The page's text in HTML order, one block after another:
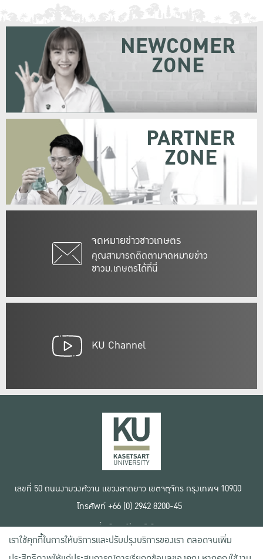
จดหมายข่าวชาวเกษตร
คุณสามารถติดตามจดหมายข่าว
ชาวม.เกษตรได้ที่นี่
NEWCOMER
ZONE
PARTNER
ZONE
KU Channel
เลขที่ 50 ถนนงามวงศ์วาน แขวงลาดยาว เขตจตุจักร กรุงเทพฯ 10900
โทรศัพท์ +66 (0) 2942 8200-45
เงื่อนไขการใช้งานเว็บไซต์
ข้อตกลงด้านสิทธิ์ใช้งาน
นโยบายความเป็นส่วนตัว
เราใช้คุกกี้ในการให้บริการและปรับปรุงบริการของเรา ตลอดจนเพิ่ม